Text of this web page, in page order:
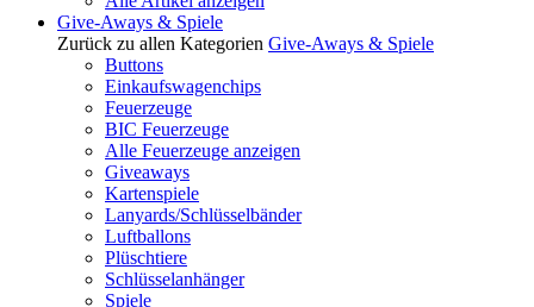
Give-Aways & Spiele
Zurück zu allen Kategorien Give-Aways & Spiele
Buttons
Einkaufswagenchips
Feuerzeuge
BIC Feuerzeuge
Alle Feuerzeuge anzeigen
Giveaways
Kartenspiele
Lanyards/Schlüsselbänder
Luftballons
Plüschtiere
Schlüsselanhänger
Spiele